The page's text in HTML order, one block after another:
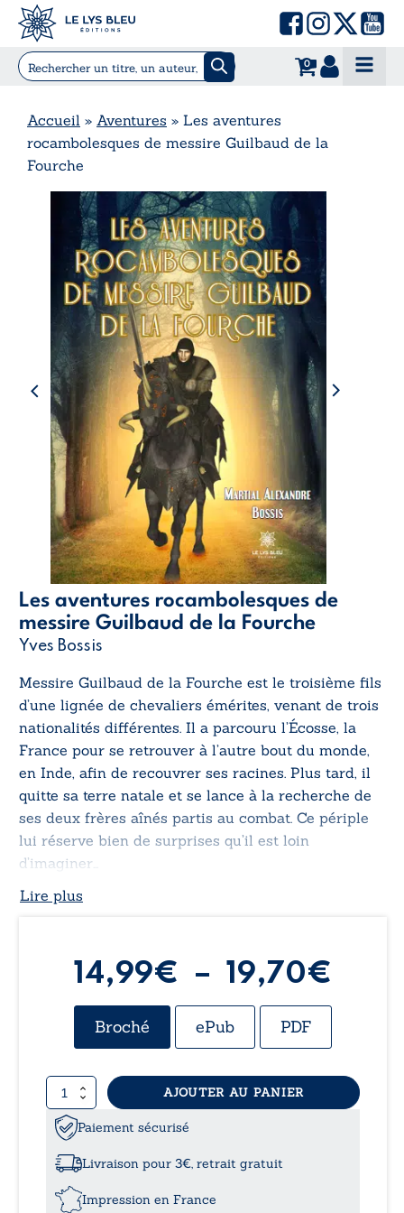
0
Accueil » Aventures » Les aventures
rocambolesques de messire Guilbaud de la
Fourche
Les aventures rocambolesques de
messire Guilbaud de la Fourche
Yves Bossis
Messire Guilbaud de la Fourche est le troisième fils
d’une lignée de chevaliers émérites, venant de trois
nationalités différentes. Il a parcouru l’Écosse, la
France pour se retrouver à l’autre bout du monde,
en Inde, afin de recouvrer ses racines. Plus tard, il
quitte sa terre natale et se lance à la recherche de
ses deux frères aînés partis au combat. Ce périple
lui réserve bien de surprises qu’il est loin
d’imaginer…
Lire plus
14,99€ – 19,70€
de
Broché ePub PDF
quantité
de
Les
aventures
rocambolesques
messire
AJOUTER AU PANIER
Paiement sécurisé
Livraison pour 3€, retrait gratuit
Impression en France